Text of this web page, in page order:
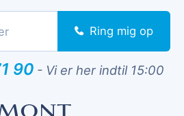
Ring mig op
90 - Vi er her indtil 15:00